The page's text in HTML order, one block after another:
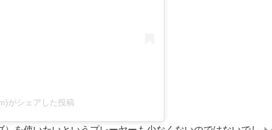
がシェアした投稿